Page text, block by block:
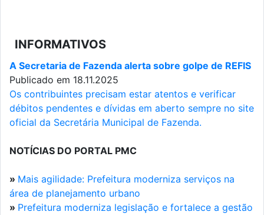
INFORMATIVOS
A Secretaria de Fazenda alerta sobre golpe de REFIS
Publicado em 18.11.2025
Os contribuintes precisam estar atentos e verificar
débitos pendentes e dívidas em aberto sempre no site
oficial da Secretária Municipal de Fazenda.
NOTÍCIAS DO PORTAL PMC
» Mais agilidade: Prefeitura moderniza serviços na
área de planejamento urbano
» Prefeitura moderniza legislação e fortalece a gestão